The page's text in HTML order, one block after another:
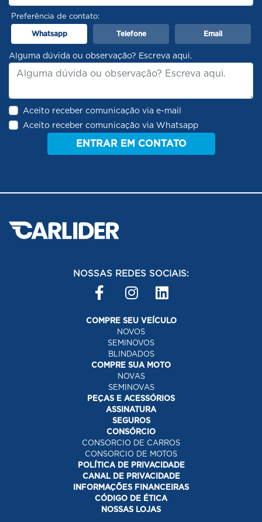
Preferência de contato:
Whatsapp
Telefone Email
Alguma dúvida ou observação? Escreva aqui.
Aceito receber comunicação via e-mail
Aceito receber comunicação via Whatsapp
ENTRAR EM CONTATO
NOSSAS REDES SOCIAIS:
COMPRE SEU VEÍCULO
NOVOS
SEMINOVOS
BLINDADOS
COMPRE SUA MOTO
NOVAS
SEMINOVAS
PEÇAS E ACESSÓRIOS
ASSINATURA
SEGUROS
CONSÓRCIO
CONSORCIO DE CARROS
CONSORCIO DE MOTOS
POLÍTICA DE PRIVACIDADE
CANAL DE PRIVACIDADE
INFORMAÇÕES FINANCEIRAS
CÓDIGO DE ÉTICA
NOSSAS LOJAS